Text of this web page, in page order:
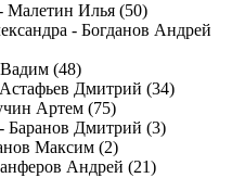
Малетин Илья (50)
- Богданов Андрей
(48)
Дмитрий (34)
Артем (75)
Баранов Дмитрий (3)
Максим (2)
Андрей (21)